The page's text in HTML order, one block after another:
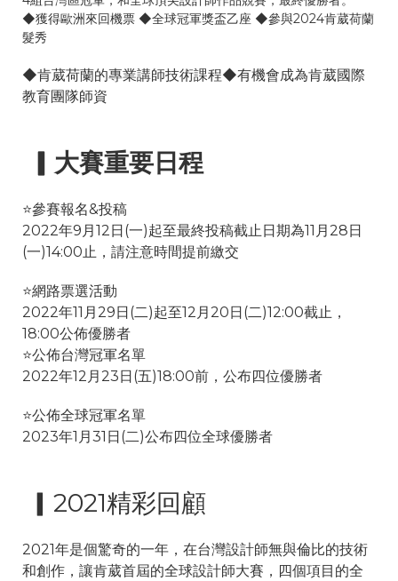
◆獲得歐洲來回機票 ◆全球冠軍獎盃乙座 ◆參與2024肯葳荷蘭
髮秀
◆肯葳荷蘭的專業講師技術課程◆有機會成為肯葳國際
教育團隊師資
▎大賽重要日程
⭐️參賽報名&投稿
2022年9月12日(一)起至最終投稿截止日期為11月28日
(一)14:00止，請注意時間提前繳交
⭐️網路票選活動
2022年11月29日(二)起至12月20日(二)12:00截止，
18:00公佈優勝者
⭐️公佈台灣冠軍名單
2022年12月23日(五)18:00前，公布四位優勝者
⭐️公佈全球冠軍名單
2023年1月31日(二)公布四位全球優勝者
▎2021精彩回顧
2021年是個驚奇的一年，在台灣設計師無與倫比的技術
和創作，讓肯葳首屆的全球設計師大賽，四個項目的全